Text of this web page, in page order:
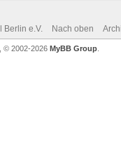
Berlin e.V. Nach oben
, © 2002-2026 MyBB Group